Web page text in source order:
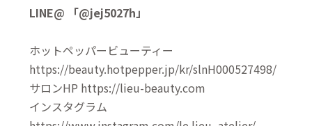
LINE@ 「@jej5027h」
ホットペッパービューティー
https://beauty.hotpepper.jp/kr/slnH000527498/
サロンHP https://lieu-beauty.com
インスタグラム